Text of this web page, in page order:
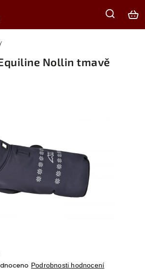
Nollin tmavě
Podrobnosti hodnocení